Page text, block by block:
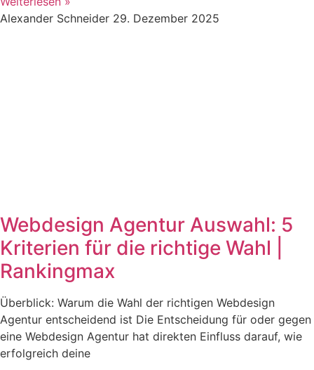
Alexander Schneider 29. Dezember 2025
Webdesign Agentur Auswahl: 5
Kriterien für die richtige Wahl |
Rankingmax
Überblick: Warum die Wahl der richtigen Webdesign
Agentur entscheidend ist Die Entscheidung für oder gegen
eine Webdesign Agentur hat direkten Einfluss darauf, wie
erfolgreich deine